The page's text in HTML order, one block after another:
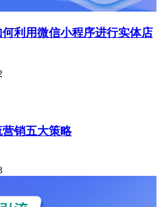
利用微信小程序进行实体店
销五大策略